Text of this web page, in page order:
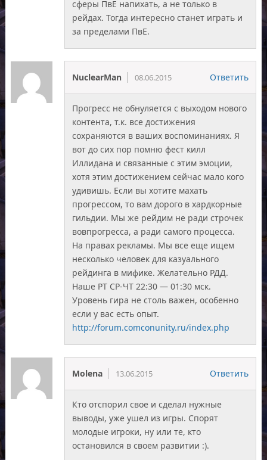
сферы ПвЕ напихать, а не только в
рейдах. Тогда интересно станет играть и
за пределами ПвЕ.
NuclearMan 08.06.2015 Ответить
Прогресс не обнуляется с выходом нового
контента, т.к. все достижения
сохраняются в ваших воспоминаниях. Я
вот до сих пор помню фест килл
Иллидана и связанные с этим эмоции,
хотя этим достижением сейчас мало кого
удивишь. Если вы хотите махать
прогрессом, то вам дорого в хардкорные
гильдии. Мы же рейдим не ради строчек
вовпрогресса, а ради самого процесса.
На правах рекламы. Мы все еще ищем
несколько человек для казуального
рейдинга в мифике. Желательно РДД.
Наше РТ СР-ЧТ 22:30 — 01:30 мск.
Уровень гира не столь важен, особенно
если у вас есть опыт.
http://forum.comconunity.ru/index.php
Molena 13.06.2015 Ответить
Кто отспорил свое и сделал нужные
выводы, уже ушел из игры. Спорят
молодые игроки, ну или те, кто
остановился в своем развитии :).